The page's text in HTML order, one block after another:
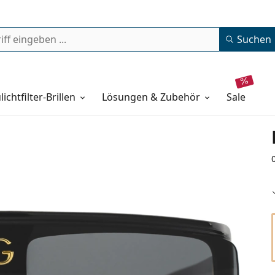
Suchen
Brillen Lösungen & Zubehör sale